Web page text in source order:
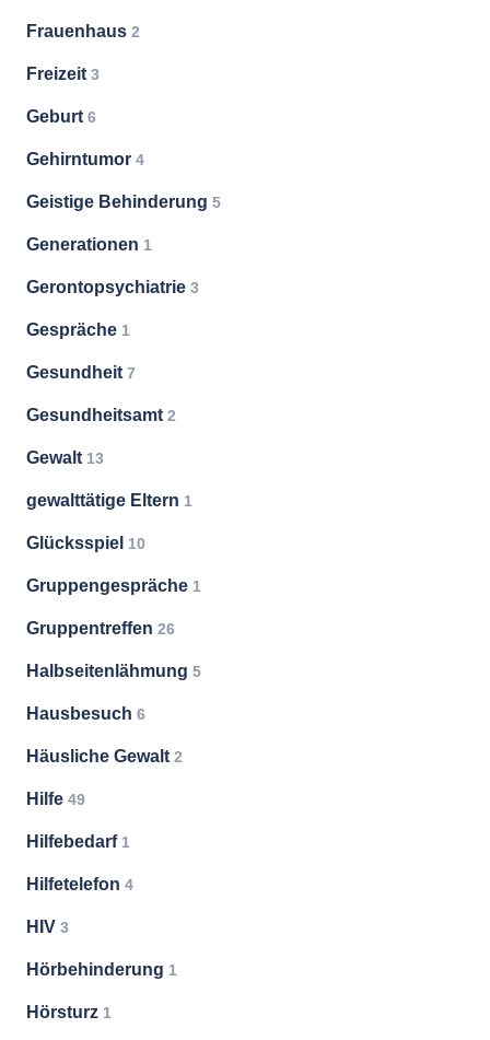
Frauenhaus 2
Freizeit 3
Geburt 6
Gehirntumor 4
Geistige Behinderung 5
Generationen 1
Gerontopsychiatrie 3
Gespräche 1
Gesundheit 7
Gesundheitsamt 2
Gewalt 13
gewalttätige Eltern 1
Glücksspiel 10
Gruppengespräche 1
Gruppentreffen 26
Halbseitenlähmung 5
Hausbesuch 6
Häusliche Gewalt 2
Hilfe 49
Hilfebedarf 1
Hilfetelefon 4
HIV 3
Hörbehinderung 1
Hörsturz 1